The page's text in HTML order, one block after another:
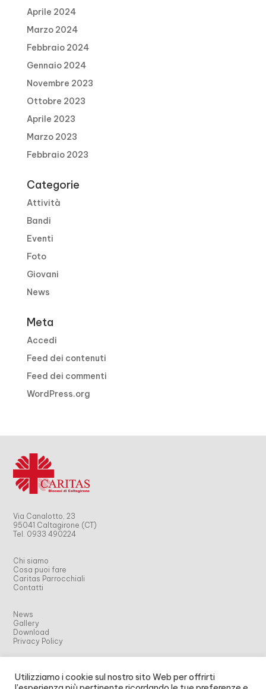
Aprile 2024
Marzo 2024
Febbraio 2024
Gennaio 2024
Novembre 2023
Ottobre 2023
Aprile 2023
Marzo 2023
Febbraio 2023
Categorie
Attività
Bandi
Eventi
Foto
Giovani
News
Meta
Accedi
Feed dei contenuti
Feed dei commenti
WordPress.org
Via Canalotto, 23
95041 Caltagirone (CT)
Tel. 0933 490224
Chi siamo
Cosa puoi fare
Caritas Parrocchiali
Contatti
News
Gallery
Download
Privacy Policy
Archivio news fino al 2023
Utilizziamo i cookie sul nostro sito Web per offrirti